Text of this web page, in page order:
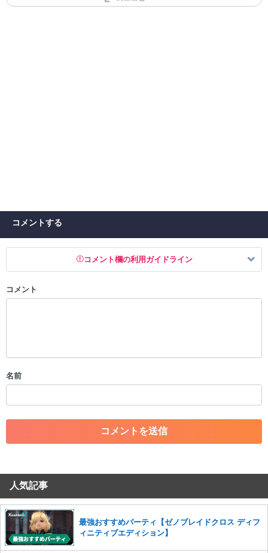
コメントする
コメント欄の利用ガイドライン
以下の書き込みを禁止とし、場合によってはコメント削除や書き込み制
・一度削除された投稿を再び投稿すること
・アカウントの売買など金銭が絡む内容の投稿
・各ゲームのネタバレを含む内容の投稿
・その他、管理者が不適切と判断した投稿
コメントの削除を申請する
せていただきます。ご了承ください。
※一度削除したコメントは復元ができませんのでご注意くだ
さい。
また、過度な利用規約の違反や、弊社に損害の及ぶ内容の書き込みがあ
コメント
名前
人気記事
最強おすすめパーティ【ゼノブレイドクロス ディフ
ィニティブエディション】